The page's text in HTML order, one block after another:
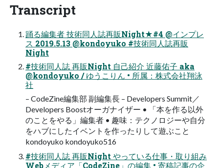
Transcript
踊る編集者 技術同人誌再販Night★#4 @インプレ
ス 2019.5.13 @kondoyuko #技術同人誌再販
Night
#技術同人誌 再販Night 自己紹介 近藤佑子 aka
@kondoyuko / ゆうこりん • 所属：株式会社翔泳
社
– CodeZine編集部 副編集長 – Developers Summit／
Developers Boostオーガナイザー • 「本を作る以外
のことをやる」編集者 • 趣味：テクノロジーや自分
をハブにしたイベントを作ったりして遊ぶこと
kondoyuko kondoyuko516
#技術同人誌 再販Night やっている仕事・取り組み
Webメディア「CodeZine」の編集 • 寄稿記事の企